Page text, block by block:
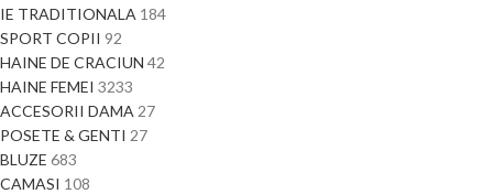
IE TRADITIONALA 184
SPORT COPII 92
HAINE DE CRACIUN 42
HAINE FEMEI 3233
ACCESORII DAMA 27
POSETE & GENTI 27
BLUZE 683
CAMASI 108